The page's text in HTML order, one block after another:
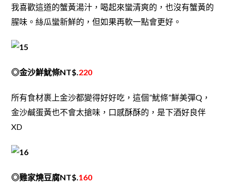
我喜歡這道的蟹黃湯汁，喝起來蠻清爽的，也沒有蟹黃的
腥味。絲瓜蠻新鮮的，但如果再軟一點會更好。
◎金沙鮮魷條NT$.220
所有食材裹上金沙都變得好好吃，這個”魷條”鮮美彈Q，
金沙鹹蛋黃也不會太搶味，口感酥酥的，是下酒好良伴
XD
◎雞家燒豆腐NT$.160